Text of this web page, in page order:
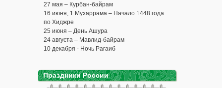
27 мая – Курбан-байрам
16 июня, 1 Мухаррама – Начало 1448 года
по Хиджре
25 июня – День Ашура
24 августа – Мавлид-байрам
10 декабря - Ночь Рагаиб
Праздники России